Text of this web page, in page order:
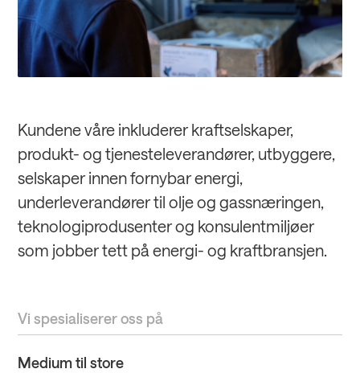
Kundene våre inkluderer kraftselskaper,
produkt- og tjenesteleverandører, utbyggere,
selskaper innen fornybar energi,
underleverandører til olje og gassnæringen,
teknologiprodusenter og konsulentmiljøer
som jobber tett på energi- og kraftbransjen.
Vi spesialiserer oss på
Medium til store